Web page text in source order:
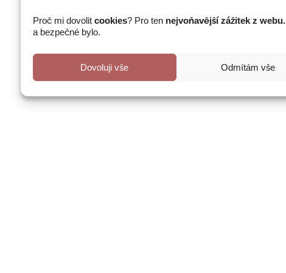
Proč mi dovolit cookies? Pro ten nejvoňavější zážitek z webu.
a bezpečné bylo.
Dovoluji vše Odmítám vše